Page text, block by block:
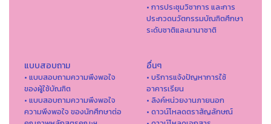
• การประชุมวิชาการ และการ
ประกวดนวัตกรรมบัณฑิตศึกษา
ระดับชาติและนานาชาติ
แบบสอบถาม
• แบบสอบถามความพึงพอใจ
ของผู้ใช้บัณฑิต
• แบบสอบถามความพึงพอใจ
ความพึงพอใจ ของนักศึกษาต่อ
อื่นๆ
• บริการแจ้งปัญหาการใ่ช้
อาคารเรียน
• ลิงค์หน่วยงานภายนอก
• ดาวน์โหลดตราสัญลักษณ์